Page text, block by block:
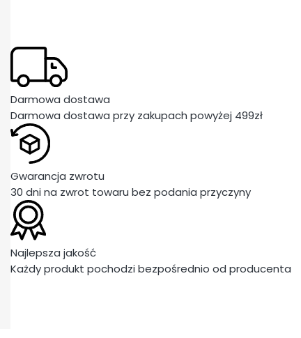
Darmowa dostawa
Darmowa dostawa przy zakupach powyżej 499zł
Gwarancja zwrotu
30 dni na zwrot towaru bez podania przyczyny
Najlepsza jakość
Każdy produkt pochodzi bezpośrednio od producenta